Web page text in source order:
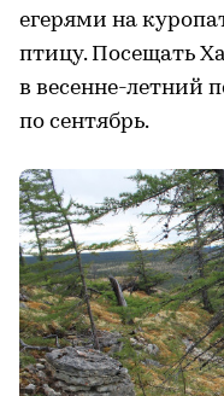
егерями на
птицу. Посещать
в весенне-летний
по сентябрь.